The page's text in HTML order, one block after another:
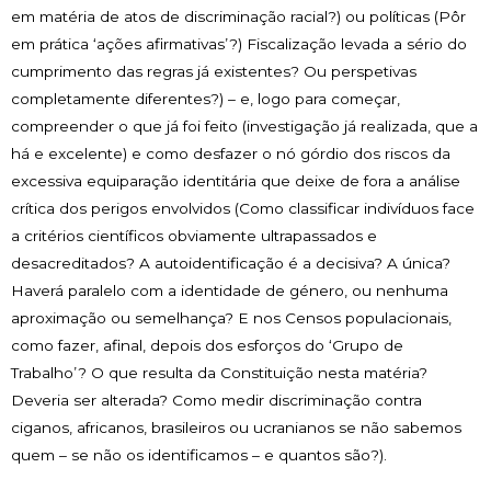
em matéria de atos de discriminação racial?) ou políticas (Pôr
em prática ‘ações afirmativas’?) Fiscalização levada a sério do
cumprimento das regras já existentes? Ou perspetivas
completamente diferentes?) – e, logo para começar,
compreender o que já foi feito (investigação já realizada, que a
há e excelente) e como desfazer o nó górdio dos riscos da
excessiva equiparação identitária que deixe de fora a análise
crítica dos perigos envolvidos (Como classificar indivíduos face
a critérios científicos obviamente ultrapassados e
desacreditados? A autoidentificação é a decisiva? A única?
Haverá paralelo com a identidade de género, ou nenhuma
aproximação ou semelhança? E nos Censos populacionais,
como fazer, afinal, depois dos esforços do ‘Grupo de
Trabalho’? O que resulta da Constituição nesta matéria?
Deveria ser alterada? Como medir discriminação contra
ciganos, africanos, brasileiros ou ucranianos se não sabemos
quem – se não os identificamos – e quantos são?).